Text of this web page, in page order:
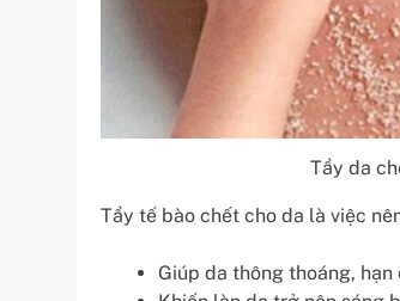
Tẩy da
Tẩy tế bào chết cho da là việc
Giúp da thông thoáng,